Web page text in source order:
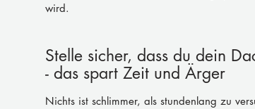
wird.
Stelle sicher, dass du dein
- das spart Zeit und Ärger
Nichts ist schlimmer, als stundenlang zu